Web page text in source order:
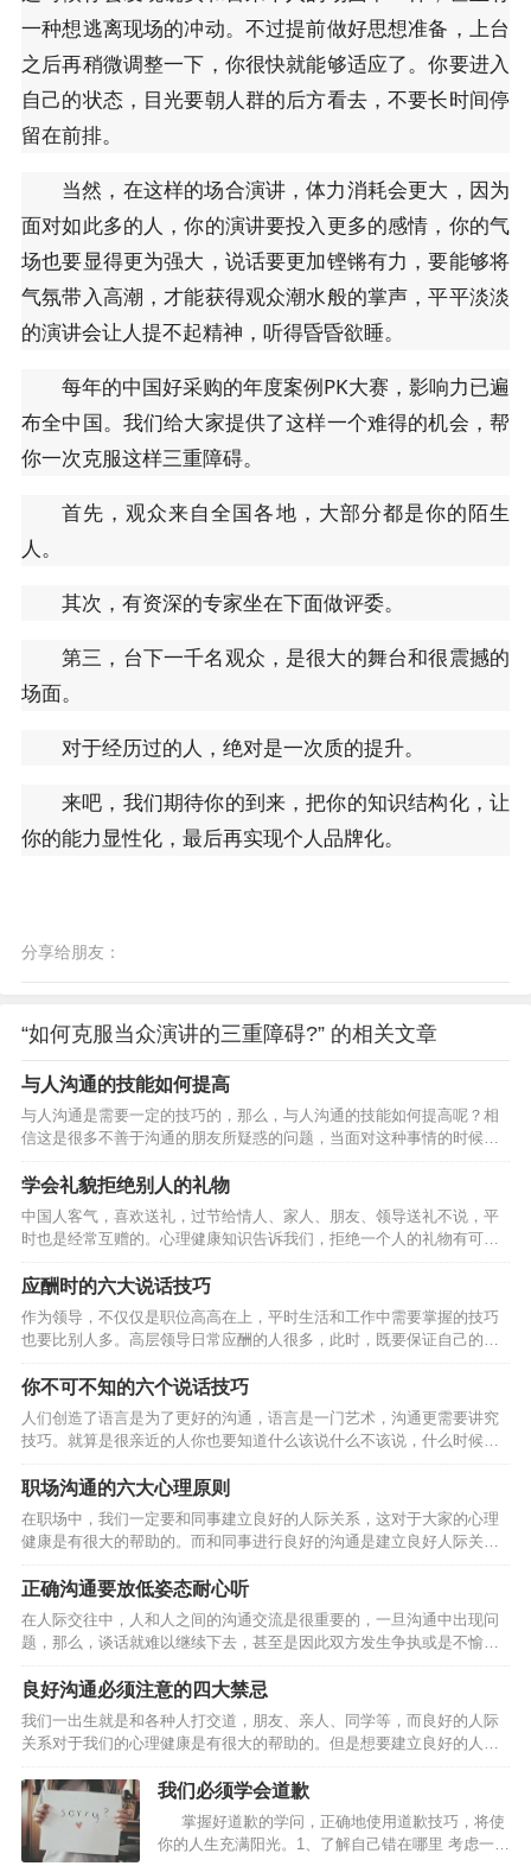
一种想逃离现场的冲动。不过提前做好思想准备，上台
之后再稍微调整一下，你很快就能够适应了。你要进入
自己的状态，目光要朝人群的后方看去，不要长时间停
留在前排。
当然，在这样的场合演讲，体力消耗会更大，因为
面对如此多的人，你的演讲要投入更多的感情，你的气
场也要显得更为强大，说话要更加铿锵有力，要能够将
气氛带入高潮，才能获得观众潮水般的掌声，平平淡淡
的演讲会让人提不起精神，听得昏昏欲睡。
每年的中国好采购的年度案例PK大赛，影响力已遍
布全中国。我们给大家提供了这样一个难得的机会，帮
你一次克服这样三重障碍。
首先，观众来自全国各地，大部分都是你的陌生
人。
其次，有资深的专家坐在下面做评委。
第三，台下一千名观众，是很大的舞台和很震撼的
场面。
对于经历过的人，绝对是一次质的提升。
来吧，我们期待你的到来，把你的知识结构化，让
你的能力显性化，最后再实现个人品牌化。
分享给朋友：
“如何克服当众演讲的三重障碍?” 的相关文章
与人沟通的技能如何提高
与人沟通是需要一定的技巧的，那么，与人沟通的技能如何提高呢？相
信这是很多不善于沟通的朋友所疑惑的问题，当面对这种事情的时候，
却无法开口顺畅的交流，对于这类朋友来说是非常尴尬的事情。具体的
应对妙招就在下文的内容中。1、觉知：不只是沟通才需要觉知，一切都
需要。如果自己说错了话、做错了事，如不想造成无可弥补的伤害时，
最好的办法是什么？！“我错了”，这就是一种觉知。2、承认我错了：承
认我错了是沟通的消毒剂，可解冻、改善与转化沟通的问题，就一句：
我错了！勾销了多少人的新仇旧恨，化解掉多少年打不开的死结，让…
学会礼貌拒绝别人的礼物
中国人客气，喜欢送礼，过节给情人、家人、朋友、领导送礼不说，平
时也是经常互赠的。心理健康知识告诉我们，拒绝一个人的礼物有可能
会给他带来心理方面的不良影响，因此我们要学会如何拒绝别人的礼
物？ 一是要婉言相告。受赠人应该采用委婉的、不失礼貌的语言，向赠
送者暗示自己难以接受对方的礼品。比如，当对方向自己赠送手机时，
可告知：“我已经有一台了，谢谢。”当一位男士送舞票给一位小姐，而对
方打算回绝时，可以这么说：“今晚我男朋友也要请我跳舞，而且我们已
经有约在先了。” 二是可采取直言缘由法，也就是直截了当而…
应酬时的六大说话技巧
作为领导，不仅仅是职位高高在上，平时生活和工作中需要掌握的技巧
也要比别人多。高层领导日常应酬的人很多，此时，既要保证自己的语
言大方得体，又要让人信服，是一门学问。下面，我们来看看应酬时的
说话技巧有哪些? 第一，含蓄。 在应酬时，运用含蓄的语言是最常见的
一种方式.它不像直说那样浅露时一句含蓄的语言能使双方在笑声中相互
理解和感到愉悦。 作家冯骚才在美国访问时，一位美国朋友带着儿子到
公寓去看他。他们谈话间，那位壮得像牛犊的孩子，爬上床在上面乱蹦
乱跳。如果直截了当地请他下来，势必会使孩子的父亲产生…
你不可不知的六个说话技巧
人们创造了语言是为了更好的沟通，语言是一门艺术，沟通更需要讲究
技巧。就算是很亲近的人你也要知道什么该说什么不该说，什么时候说
为好，什么时候说不好。沟通方式不同会起到不同的效果，下面六个说
话技巧你是不可不知的。 1.急事，慢慢地说。 遇到急事，如果能沉下心
思考，然后不急不躁地 把事情说清楚，会给听者留下稳重、不冲动的印
象， 从而增加他人对你的信任度。 2.小事，幽默地说。 尤其是一些善
意的提醒，用句玩笑话讲出来，就 不会让听者感觉生硬，他们不但会欣
然接受你的提 醒，还会增强彼此的亲密感。…
职场沟通的六大心理原则
在职场中，我们一定要和同事建立良好的人际关系，这对于大家的心理
健康是有很大的帮助的。而和同事进行良好的沟通是建立良好人际关系
的基础，因此，大家在与人沟通的时候，一定要注意以下的六大原则。
一、讲出来 尤其是坦白的讲出来你内心的感受、感情、痛苦、想法和期
望，但绝对不是批评、责备、抱怨、攻击。 二、不攻击对方 不批评、不
责备、不抱怨、不攻击、不说教批评、责备、抱怨、攻击这些都是的刽
子手，只会使事情恶化。 三、互相尊重 只有给予对方尊重才有沟通，若
对方不尊重你时，你也要适当的请求对方的尊重…
正确沟通要放低姿态耐心听
在人际交往中，人和人之间的沟通交流是很重要的，一旦沟通中出现问
题，那么，谈话就难以继续下去，甚至是因此双方发生争执或是不愉
快。因此，想要建立自己良好的人际关系，掌握好沟通的原则是很重要
的。 第一、沟通时舍弃你的自尊心 无谓的自尊和自傲只会成为沟通的绊
脚石，因此，至少应当在沟通的时候舍弃自己所谓的自尊心。不要说出
“我的自尊心不允许我……”这样的话，这只会让沟通无法进行下去。 第
二、沟通时放低姿态 “我说的才是对的”，这种态度只会导致沟通关系的
恶化，让沟通无法进行下去。在进行沟通的时候，要尽…
良好沟通必须注意的四大禁忌
我们一出生就是和各种人打交道，朋友、亲人、同学等，而良好的人际
关系对于我们的心理健康是有很大的帮助的。但是想要建立良好的人际
关系，首先就要和别人良好的沟通，因此以下的四大禁忌是大家需要注
意的。 第一，老是重复别人的话。 鹦鹉学舌虽然可爱，可若是听久了，
难免觉得枯燥无趣。如果总是解释或重复他人说过的话，比如人家说“这
部电视真好看”,你也说“是啊，非常好看”,会让人觉得缺乏实质性内容。这
时不妨加一些评价，比如“女主角的造型非常新颖”,或者提出相反的观
我们必须学会道歉
掌握好道歉的学问，正确地使用道歉技巧，将使
你的人生充满阳光。1、了解自己错在哪里 考虑一下